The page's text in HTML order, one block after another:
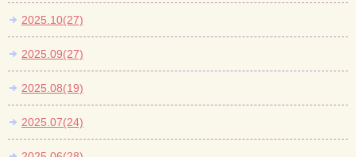
2025.10(27)
2025.09(27)
2025.08(19)
2025.07(24)